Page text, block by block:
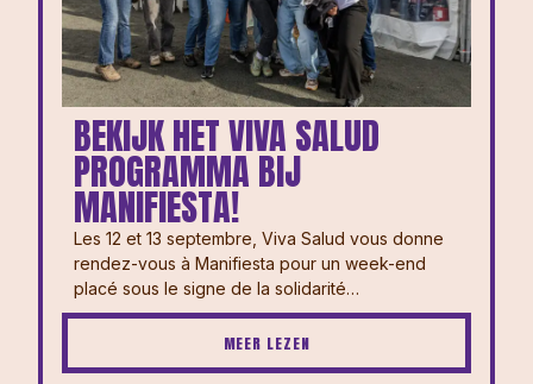
BEKIJK HET VIVA SALUD
PROGRAMMA BIJ
MANIFIESTA!
Les 12 et 13 septembre, Viva Salud vous donne
rendez-vous à Manifiesta pour un week-end
placé sous le signe de la solidarité…
MEER LEZEN